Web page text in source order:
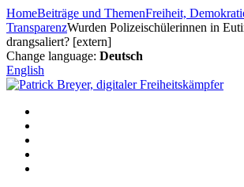
Zum
Inhalt
springen
HomeBeiträge und ThemenFreiheit,
TransparenzWurden Polizeischülerinnen in
drangsaliert? [extern]
Change language: Deutsch
English